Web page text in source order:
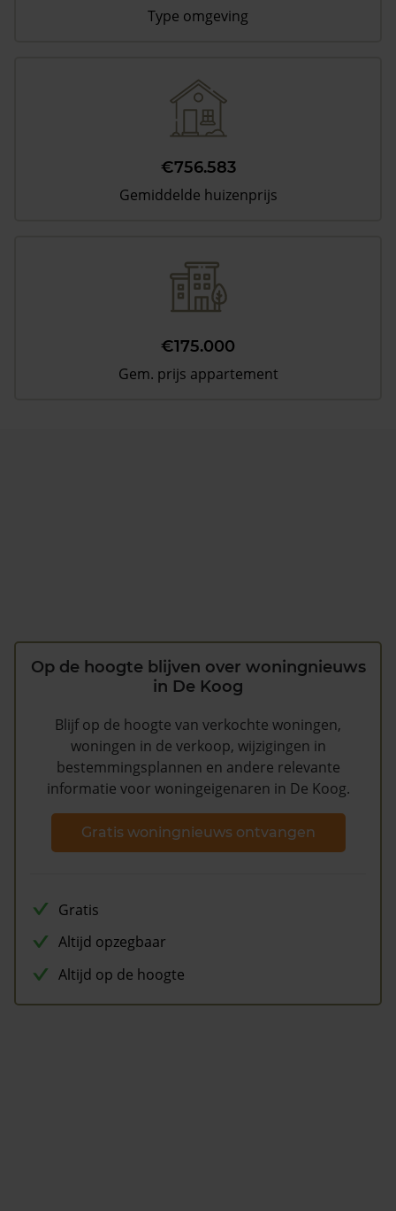
Type omgeving
€756.583
Gemiddelde huizenprijs
€175.000
Gem. prijs appartement
Op de hoogte blijven over woningnieuws
in De Koog
Blijf op de hoogte van verkochte woningen,
woningen in de verkoop, wijzigingen in
bestemmingsplannen en andere relevante
informatie voor woningeigenaren in De Koog.
Gratis woningnieuws ontvangen
Gratis
Altijd opzegbaar
Altijd op de hoogte